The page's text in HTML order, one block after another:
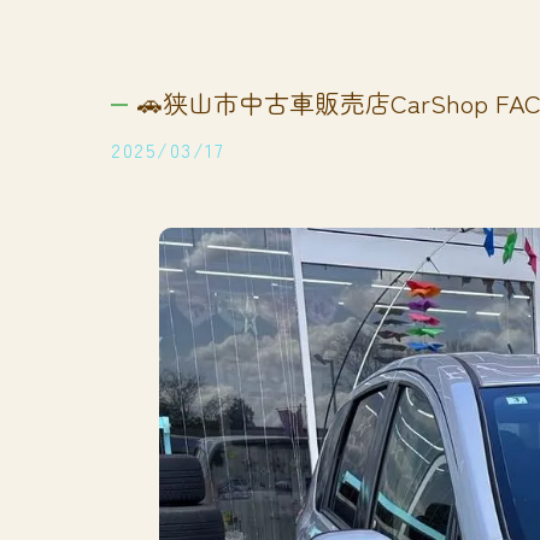
🚗狭山市中古車販売店CarShop
2025/03/17